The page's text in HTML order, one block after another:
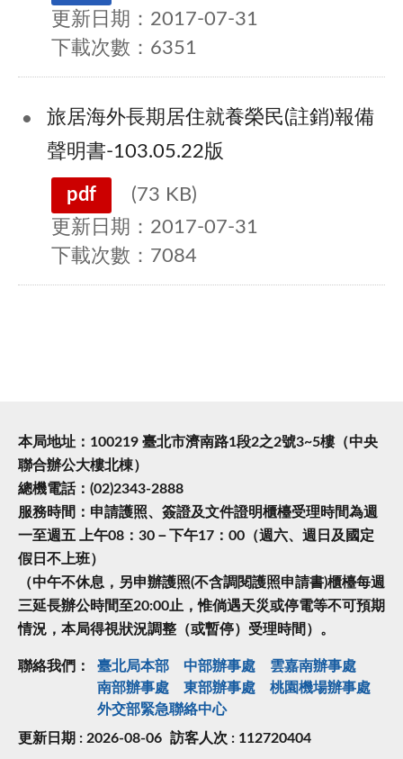
更新日期：2017-07-31
下載次數：6351
旅居海外長期居住就養榮民(註銷)報備
聲明書-103.05.22版
pdf
(73 KB)
更新日期：2017-07-31
下載次數：7084
本局地址：100219 臺北市濟南路1段2之2號3~5樓（中央
聯合辦公大樓北棟）
總機電話：(02)2343-2888
服務時間：申請護照、簽證及文件證明櫃檯受理時間為週
一至週五 上午08：30－下午17：00（週六、週日及國定
假日不上班）
（中午不休息，另申辦護照(不含調閱護照申請書)櫃檯每週
三延長辦公時間至20:00止，惟倘遇天災或停電等不可預期
情況，本局得視狀況調整（或暫停）受理時間）。
聯絡我們： 臺北局本部 中部辦事處
雲嘉南辦事處
南部辦事處
東部辦事處
桃園機場辦事處
外交部緊急聯絡中⼼
更新日期 : 2026-08-06 訪客人次 : 112720404